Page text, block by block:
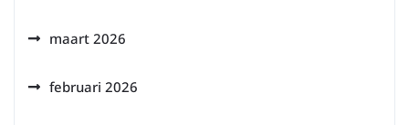
maart 2026
februari 2026